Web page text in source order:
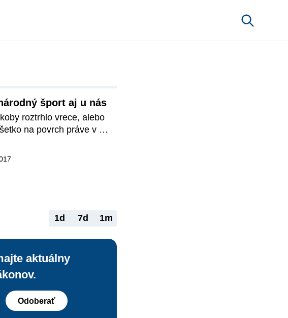
šport aj u nás
roztrhlo vrece, alebo
na povrch práve v
odpočúvanie popredných
štátov, medzi ktorými bol
1d 7d 1m
aktuálny
Odoberať